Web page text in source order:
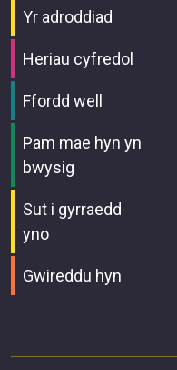
Yr adroddiad
Heriau cyfredol
Ffordd well
Pam mae hyn yn
bwysig
Sut i gyrraedd
yno
Gwireddu hyn